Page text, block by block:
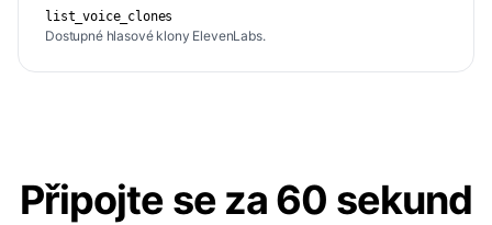
list_voice_clones
Dostupné hlasové klony ElevenLabs.
Připojte se za 60 sekund